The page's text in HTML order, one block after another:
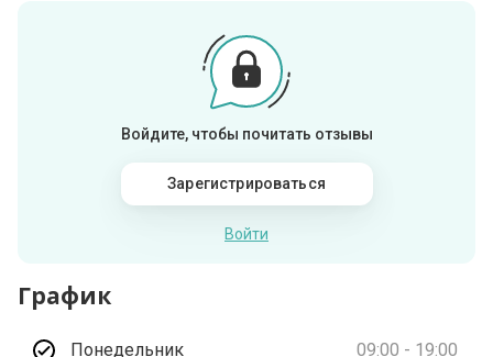
Войдите, чтобы почитать отзывы
Зарегистрироваться
Войти
График
Понедельник 09:00 - 19:00